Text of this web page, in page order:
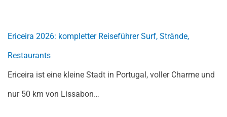
Ericeira 2026: kompletter Reiseführer Surf, Strände,
Restaurants
Ericeira ist eine kleine Stadt in Portugal, voller Charme und
nur 50 km von Lissabon…